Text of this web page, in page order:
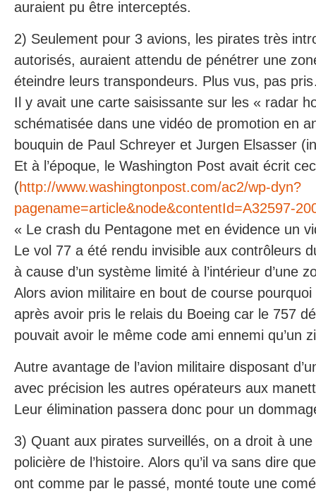
auraient pu être interceptés.
2) Seulement pour 3 avions, les pirates très
autorisés, auraient attendu de pénétrer une
éteindre leurs transpondeurs. Plus vus, pas
Il y avait une carte saisissante sur les « radar
schématisée dans une vidéo de promotion en
bouquin de Paul Schreyer et Jurgen Elsasser
Et à l’époque, le Washington Post avait écrit
(http://www.washingtonpost.com/ac2/wp-dyn?
pagename=article&node&contentId=A32597-
« Le crash du Pentagone met en évidence un
Le vol 77 a été rendu invisible aux contrôleurs
à cause d’un système limité à l’intérieur d’une
Alors avion militaire en bout de course
après avoir pris le relais du Boeing car le 757
pouvait avoir le même code ami ennemi qu’un
Autre avantage de l’avion militaire disposant
avec précision les autres opérateurs aux
Leur élimination passera donc pour un
3) Quant aux pirates surveillés, on a droit à
policière de l’histoire. Alors qu’il va sans dire
ont comme par le passé, monté toute une